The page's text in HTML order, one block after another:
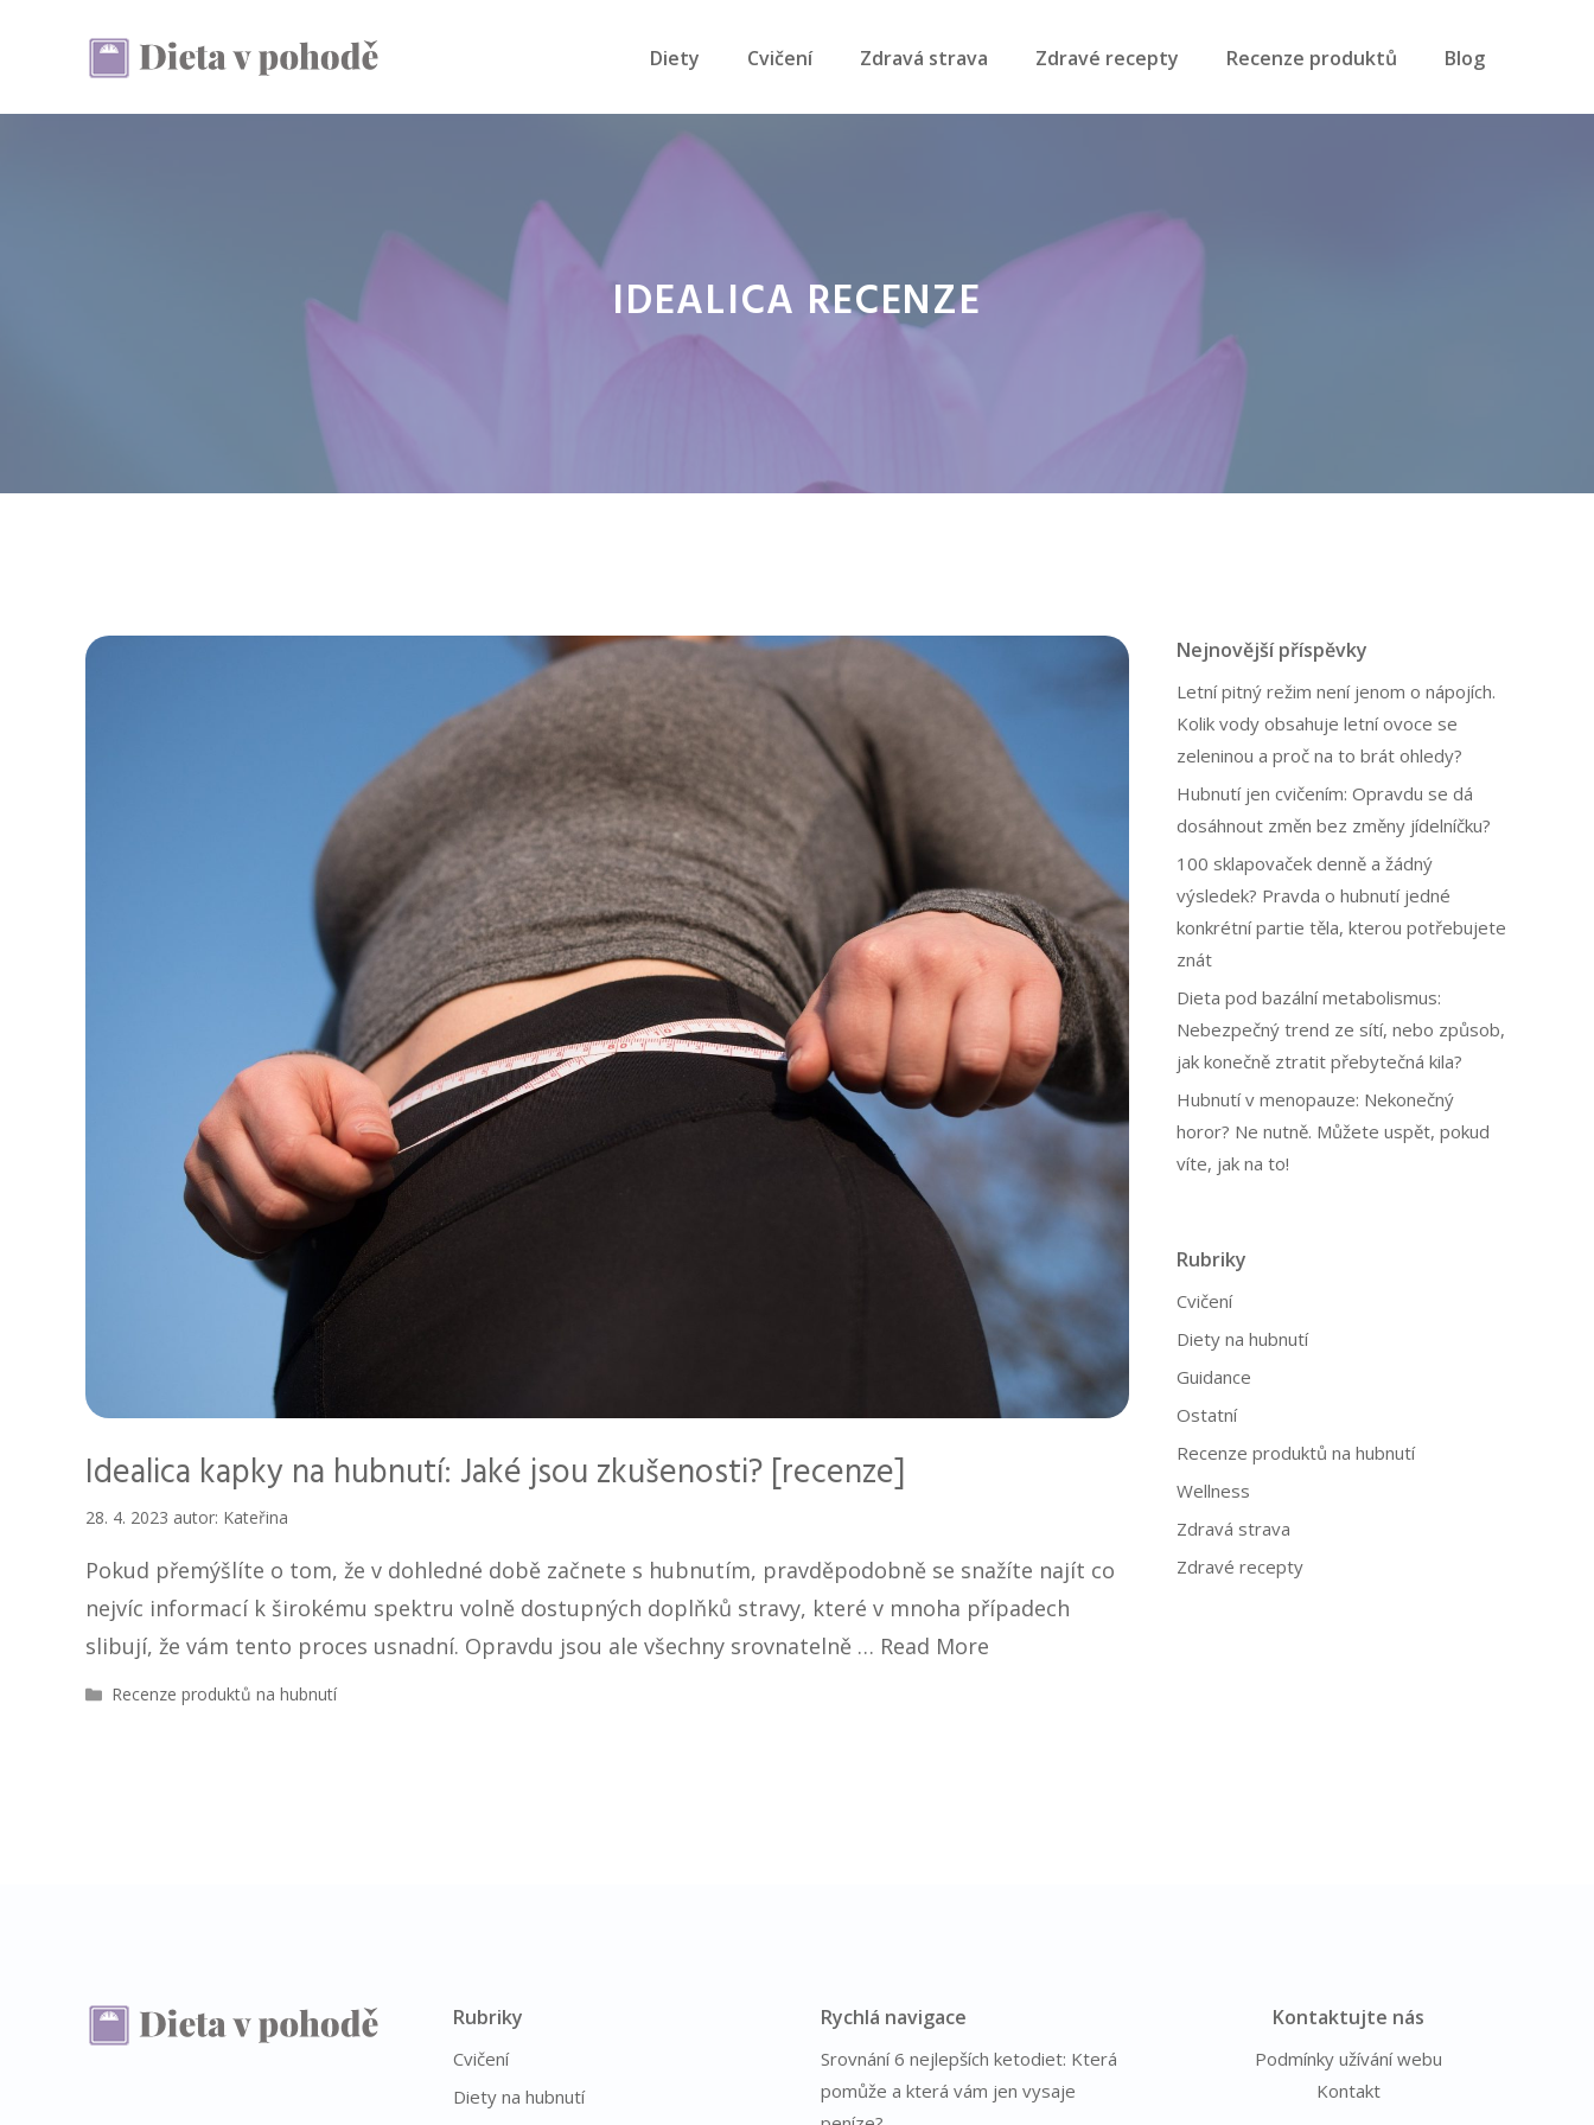
Diety Cvičení Zdravá strava Zdravé recepty Recenze produktů Blog
IDEALICA RECENZE
Idealica kapky na hubnutí: Jaké jsou zkušenosti? [recenze]
28. 4. 2023 autor: Kateřina
Pokud přemýšlíte o tom, že v dohledné době začnete s hubnutím, pravděpodobně se snažíte najít co
nejvíc informací k širokému spektru volně dostupných doplňků stravy, které v mnoha případech
slibují, že vám tento proces usnadní. Opravdu jsou ale všechny srovnatelně … Read More
R
Recenze produktů na hubnutí
Nejnovější příspěvky
Letní pitný režim není jenom o nápojích.
Kolik vody obsahuje letní ovoce se
zeleninou a proč na to brát ohledy?
Hubnutí jen cvičením: Opravdu se dá
dosáhnout změn bez změny jídelníčku?
100 sklapovaček denně a žádný
výsledek? Pravda o hubnutí jedné
konkrétní partie těla, kterou potřebujete
znát
Dieta pod bazální metabolismus:
Nebezpečný trend ze sítí, nebo způsob,
jak konečně ztratit přebytečná kila?
Hubnutí v menopauze: Nekonečný
horor? Ne nutně. Můžete uspět, pokud
víte, jak na to!
Rubriky
Cvičení
Diety na hubnutí
Guidance
Ostatní
Recenze produktů na hubnutí
Wellness
Zdravá strava
Zdravé recepty
Rubriky
Cvičení
Diety na hubnutí
Rychlá navigace
Srovnání 6 nejlepších ketodiet: Která
pomůže a která vám jen vysaje
Kontaktujte nás
Podmínky užívání webu
Kontakt